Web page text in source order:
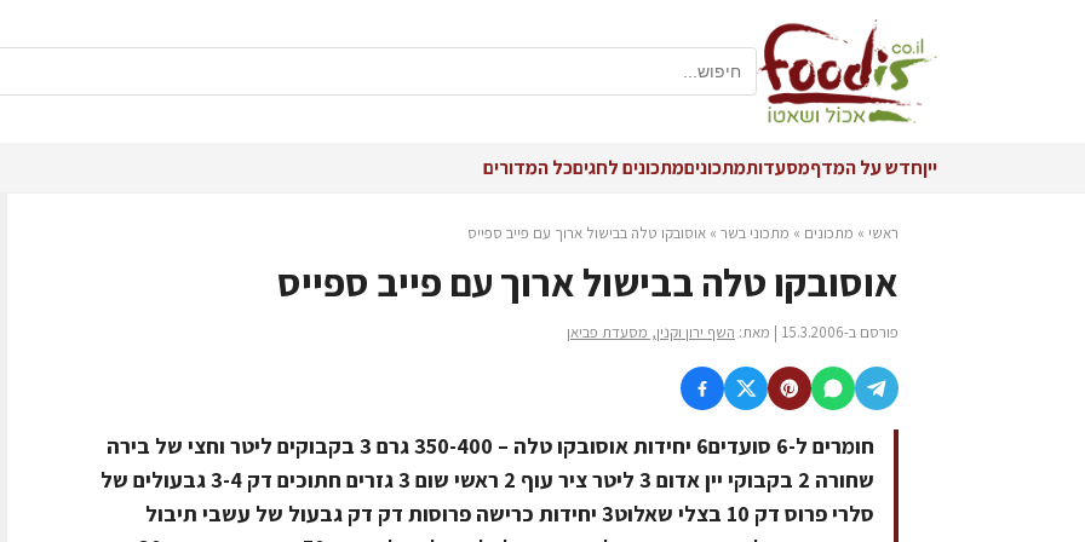
ייןחדש על המדףמסעדותמתכוניםמתכונים לחגיםכל המדורים
ראשי » מתכונים » מתכוני בשר » אוסובקו טלה בבישול ארוך עם פייב ספייס
אוסובקו טלה בבישול ארוך עם פייב ספייס
פורסם ב-15.3.2006 | מאת: השף ירון וקנין, מסעדת פביאן
חומרים ל-6 סועדים6 יחידות אוסובקו טלה – 350-400 גרם 3 בקבוקים ליטר וחצי של בירה
שחורה 2 בקבוקי יין אדום 3 ליטר ציר עוף 2 ראשי שום 3 גזרים חתוכים דק 3-4 גבעולים של
סלרי פרוס דק 10 בצלי שאלוט3 יחידות כרישה פרוסות דק דק גבעול של עשבי תיבול